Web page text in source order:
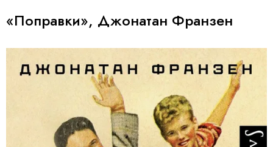
«Поправки», Джонатан Франзен